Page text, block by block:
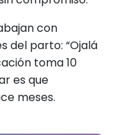
con
del parto: “Ojalá
toma 10
es que
meses.